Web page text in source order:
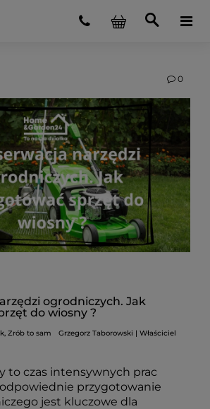
ogrodniczych. Jak
do wiosny ?
0
,Zrób to sam
Grzegorz Taborowski | Właściciel
to czas intensywnych prac
przygotowanie
jest kluczowe dla